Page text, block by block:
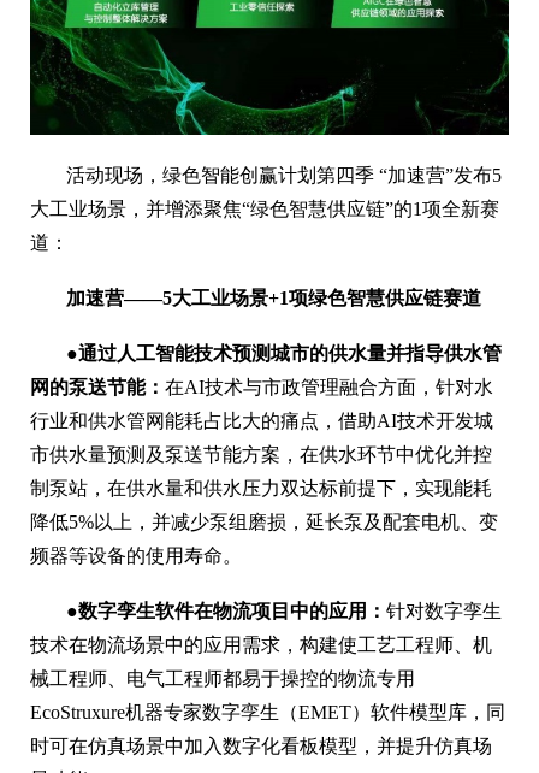
活动现场，绿色智能创赢计划第四季 “加速营”发布5
大工业场景，并增添聚焦“绿色智慧供应链”的1项全新赛
道：
加速营——5大工业场景+1项绿色智慧供应链赛道
●通过人工智能技术预测城市的供水量并指导供水管
网的泵送节能： 在AI技术与市政管理融合方面，针对水
行业和供水管网能耗占比大的痛点，借助AI技术开发城
市供水量预测及泵送节能方案，在供水环节中优化并控
制泵站，在供水量和供水压力双达标前提下，实现能耗
降低5%以上，并减少泵组磨损，延长泵及配套电机、变
频器等设备的使用寿命。
●数字孪生软件在物流项目中的应用： 针对数字孪生
技术在物流场景中的应用需求，构建使工艺工程师、机
械工程师、电气工程师都易于操控的物流专用
EcoStruxure机器专家数字孪生（EMET）软件模型库，同
时可在仿真场景中加入数字化看板模型，并提升仿真场